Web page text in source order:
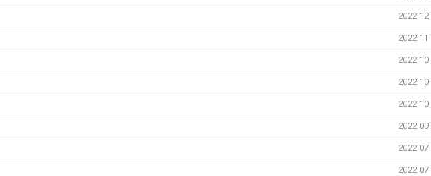
2022-
2022-
2022-
2022-
2022-
2022-
2022-
2022-